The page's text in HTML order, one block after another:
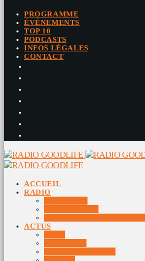
PROGRAMME
ÉVÉNEMENTS
TOP 10
PODCASTS
INFOS LÉGALES
CONTACT
ACCUEIL
RADIO
ACTUS